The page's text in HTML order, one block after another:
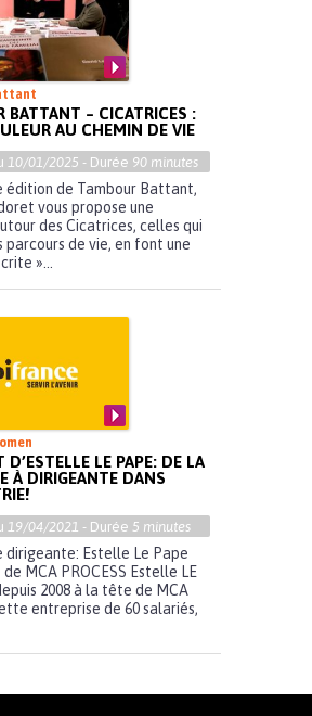
BATTANT – CICATRICES :
AU CHEMIN DE VIE
10/01/2025 - Durée 90 minutes
édition de Tambour Battant,
vous propose une
des Cicatrices, celles qui
parcours de vie, en font une
»...
D’ESTELLE LE PAPE: DE LA
À DIRIGEANTE DANS
19/04/2021 - Durée 5 minutes
dirigeante: Estelle Le Pape
MCA PROCESS Estelle LE
2008 à la tête de MCA
entreprise de 60 salariés,